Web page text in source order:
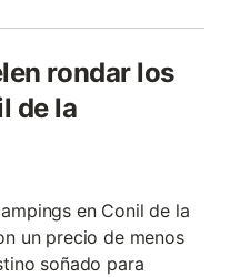
rondar los
de la
en Conil de la
un precio de menos
soñado para